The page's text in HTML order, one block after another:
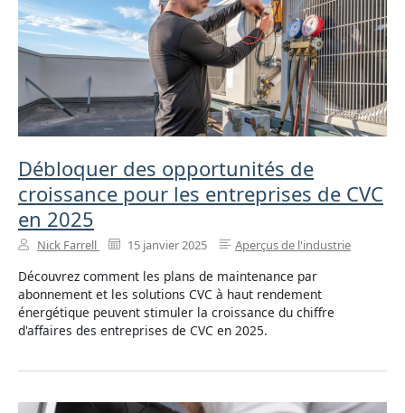
Débloquer des opportunités de
croissance pour les entreprises de CVC
en 2025
Nick Farrell 15 janvier 2025 Aperçus de l'industrie
Découvrez comment les plans de maintenance par
abonnement et les solutions CVC à haut rendement
énergétique peuvent stimuler la croissance du chiffre
d'affaires des entreprises de CVC en 2025.